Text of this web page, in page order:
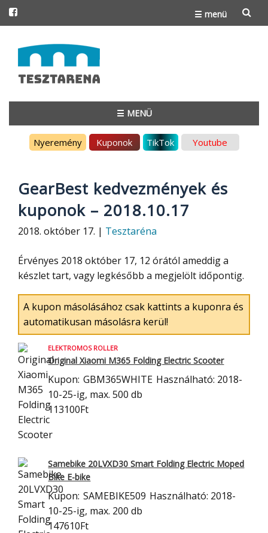
☰ menü
to
content
☰ MENÜ
Nyeremény Kuponok TikTok Youtube
GearBest kedvezmények és
kuponok – 2018.10.17
2018. október 17. | Tesztaréna
Érvényes 2018 október 17, 12 órától ameddig a
készlet tart, vagy legkésőbb a megjelölt időpontig.
A kupon másolásához csak kattints a kuponra és
automatikusan másolásra kerül!
ELEKTROMOS ROLLER
Original Xiaomi M365 Folding Electric Scooter
Kupon: GBM365WHITE Használható: 2018-
10-25-ig, max. 500 db
113100Ft
Samebike 20LVXD30 Smart Folding Electric Moped
Bike E-bike
Kupon: SAMEBIKE509 Használható: 2018-
10-25-ig, max. 200 db
147610Ft